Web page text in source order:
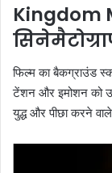
Kingdom
फिल्म का बैकग्राउंड
टेंशन और इमोशन को
युद्ध और पीछा करने